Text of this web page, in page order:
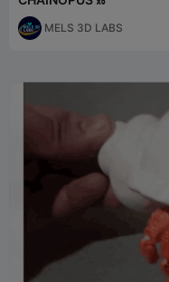
MELS 3D LABS